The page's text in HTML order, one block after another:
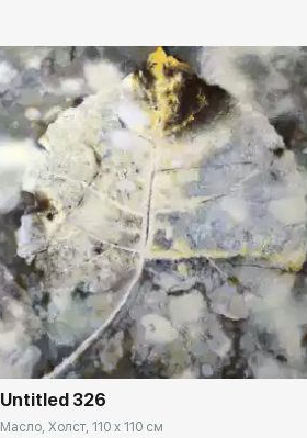
Домен: ekb.rakovgallery.ru
Untitled 326
Масло, Холст, 110 x 110 см